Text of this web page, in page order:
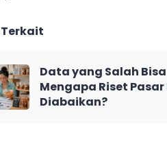
Data yang Salah
Mengapa Riset
Diabaikan?